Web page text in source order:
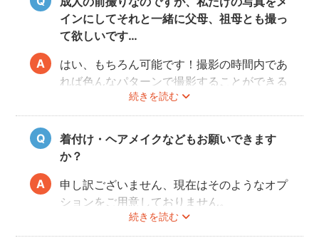
インにしてそれと一緒に父母、祖母とも撮っ
て欲しいです…
続きを読む
はい、もちろん可能です！撮影の時間内であ
れば色んなパターンで撮影することができる
ので、ぜひフォトグラファーさんに相談して
みてくださいね。
着付け・ヘアメイクなどもお願いできます
か？
続きを読む
申し訳ございません、現在はそのようなオプ
ションをご用意しておりません。